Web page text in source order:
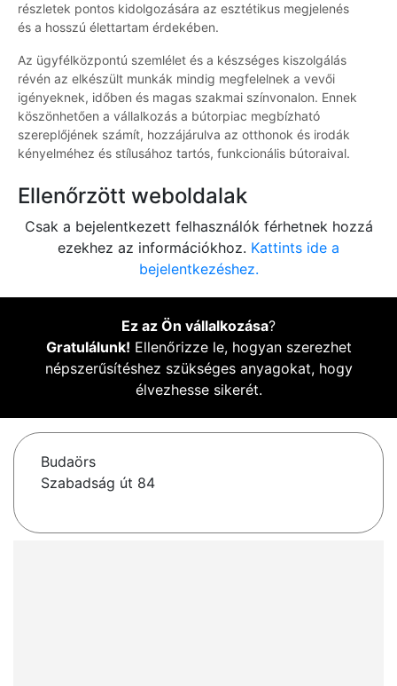
részletek pontos kidolgozására az esztétikus megjelenés
és a hosszú élettartam érdekében.
Az ügyfélközpontú szemlélet és a készséges kiszolgálás
révén az elkészült munkák mindig megfelelnek a vevői
igényeknek, időben és magas szakmai színvonalon. Ennek
köszönhetően a vállalkozás a bútorpiac megbízható
szereplőjének számít, hozzájárulva az otthonok és irodák
kényelméhez és stílusához tartós, funkcionális bútoraival.
Ellenőrzött weboldalak
Csak a bejelentkezett felhasználók férhetnek hozzá
ezekhez az információkhoz. Kattints ide a
bejelentkezéshez.
Ez az Ön vállalkozása?
Gratulálunk! Ellenőrizze le, hogyan szerezhet
népszerűsítéshez szükséges anyagokat, hogy
élvezhesse sikerét.
Budaörs
Szabadság út 84